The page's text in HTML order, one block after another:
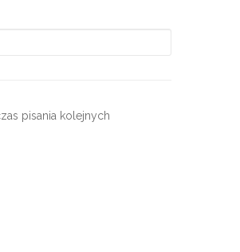
pisania kolejnych